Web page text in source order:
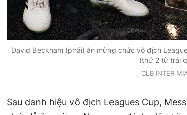
David Beckham (phải) ăn mừng chức vô địch
(thứ 2 từ trái
CLB INTER
Sau danh hiệu vô địch Leagues Cup,